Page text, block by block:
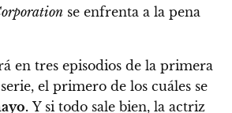
se enfrenta a la pena
en tres episodios de la primera
el primero de los cuáles se
Y si todo sale bien, la actriz